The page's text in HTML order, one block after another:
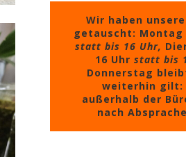
Wir haben
getauscht: Montag
statt bis 16 Uhr,
16 Uhr statt bis
Donnerstag
weiterhin gilt:
außerhalb der
nach